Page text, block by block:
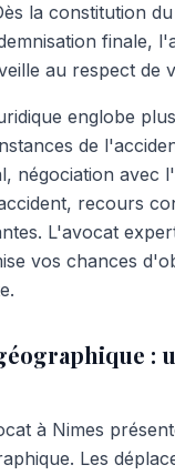
la constitution
finale,
au respect de
englobe
de
négociation avec
recours
L'avocat
vos chances
:
à Nimes
Les